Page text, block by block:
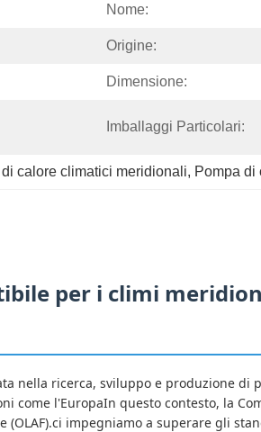
Nome:
Origine:
Dimensione:
Imballaggi Particolari:
di calore climatici meridionali, Pompa di
per i climi
nella ricerca, sviluppo e produzione
l'EuropaIn questo contesto, la
impegniamo a superare gli